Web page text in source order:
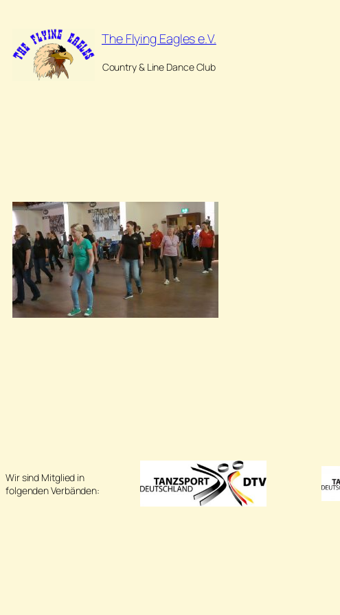
Inhalt
springen
The Flying Eagles e.V.
Country & Line Dance Club
Wir sind Mitglied in
folgenden Verbänden: